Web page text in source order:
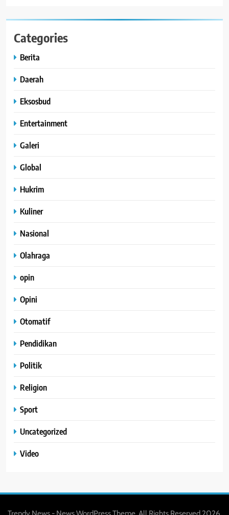
Categories
Berita
Daerah
Eksosbud
Entertainment
Galeri
Global
Hukrim
Kuliner
Nasional
Olahraga
opin
Opini
Otomatif
Pendidikan
Politik
Religion
Sport
Uncategorized
Video